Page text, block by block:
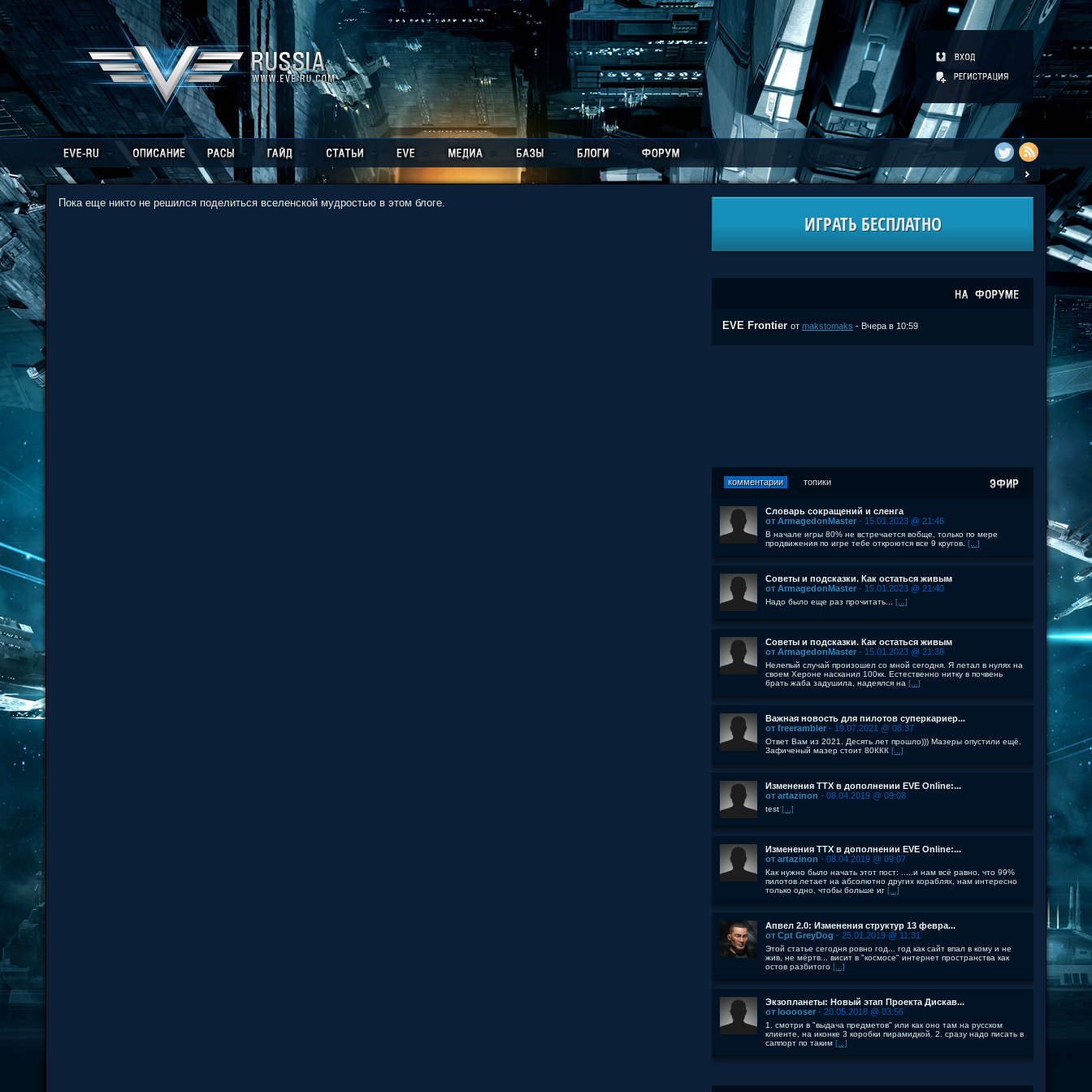
Пока еще никто не решился поделиться вселенской мудростью в этом блоге.
ИГРАТЬ БЕСПЛАТНО
EVE Frontier от makstomaks - Вчера в 10:59
комментарии топики
Словарь сокращений и сленга
от ArmagedonMaster - 15.01.2023 @ 21:46
В начале игры 80% не встречается вобще, только по мере
продвижения по игре тебе откроются все 9 кругов. [...]
Советы и подсказки. Как остаться живым
от ArmagedonMaster - 15.01.2023 @ 21:40
Надо было еще раз прочитать... [...]
Советы и подсказки. Как остаться живым
от ArmagedonMaster - 15.01.2023 @ 21:38
Нелепый случай произошел со мной сегодня. Я летал в нулях на
своем Хероне насканил 100кк. Естественно нитку в почвень
брать жаба задушила, надеялся на [...]
Важная новость для пилотов суперкариер...
от freerambler - 19.07.2021 @ 08:37
Ответ Вам из 2021. Десять лет прошло))) Мазеры опустили ещё.
Зафиченый мазер стоит 80ККК [...]
Изменения ТТХ в дополнении EVE Online:...
от artazinon - 08.04.2019 @ 09:08
test [...]
Изменения ТТХ в дополнении EVE Online:...
от artazinon - 08.04.2019 @ 09:07
Как нужно было начать этот пост: .....и нам всё равно, что 99%
пилотов летает на абсолютно других кораблях, нам интересно
только одно, чтобы больше иг [...]
Апвел 2.0: Изменения структур 13 февра...
от Cpt GreyDog - 25.01.2019 @ 11:31
Этой статье сегодня ровно год... год как сайт впал в кому и не
жив, не мёртв... висит в "космосе" интернет пространства как
остов разбитого [...]
Экзопланеты: Новый этап Проекта Дискав...
от looooser - 20.05.2018 @ 03:56
1. смотри в "выдача предметов" или как оно там на русском
клиенте, на иконке 3 коробки пирамидкой. 2. сразу надо писать в
саппорт по таким [...]